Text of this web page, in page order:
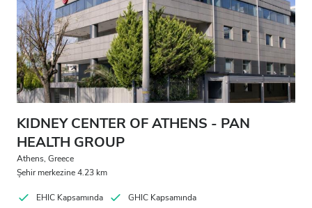
KIDNEY CENTER OF ATHENS - PAN
HEALTH GROUP
Athens, Greece
Şehir merkezine 4.23 km
EHIC Kapsamında GHIC Kapsamında